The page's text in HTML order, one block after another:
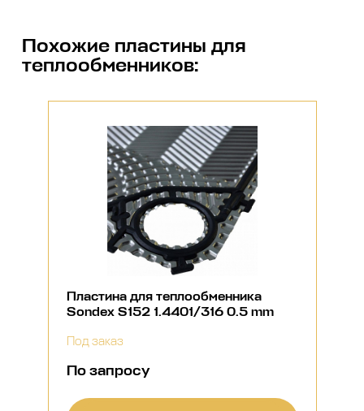
Похожие пластины для
теплообменников:
Пластина для теплообменника
Sondex S152 1.4401/316 0.5 mm
Под заказ
По запросу